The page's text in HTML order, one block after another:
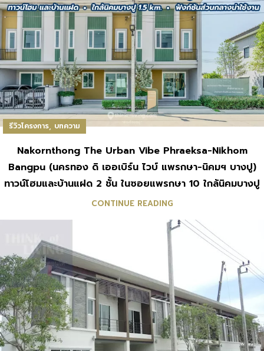
รีวิวโครงการ, บทความ
Nakornthong The Urban Vibe Phraeksa-Nikhom
Bangpu (นครทอง ดิ เออเบิร์น ไวบ์ แพรกษา-นิคมฯ บางปู)
ทาวน์โฮมและบ้านแฝด 2 ชั้น ในซอยแพรกษา 10 ใกล้นิคมบางปู
CONTINUE READING